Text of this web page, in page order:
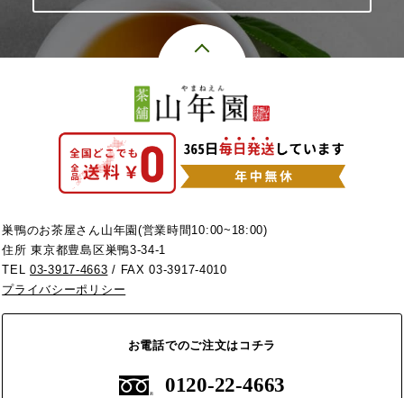
巣鴨のお茶屋さん山年園(営業時間10:00~18:00)
住所 東京都豊島区巣鴨3-34-1
TEL03-3917-4663 / FAX 03-3917-4010
プライバシーポリシー
お電話でのご注文はコチラ
0120-22-4663